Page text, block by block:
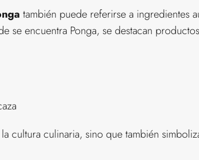
también puede referirse a ingredientes
se encuentra Ponga, se destacan
cultura culinaria, sino que también